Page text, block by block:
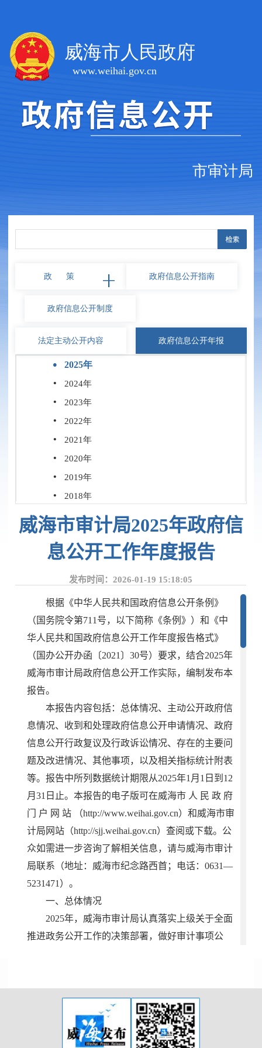
威海市人民政府
www.weihai.gov.cn
市审计局
政 策 政府信息公开指南
政府信息公开制度
法定主动公开内容 政府信息公开年报